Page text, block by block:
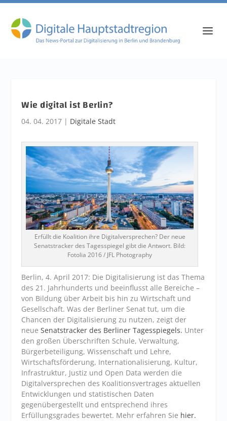
Wie digital ist Berlin?
04. 04. 2017 | Digitale Stadt
Erfüllt die Koalition ihre Digitalversprechen? Der neue
Senatstracker des Tagesspiegel gibt die Antwort. Bild:
Fotolia 2016 / JFL Photography
Berlin, 4. April 2017: Die Digitalisierung ist das Thema
des 21. Jahrhunderts und beeinflusst alle Bereiche –
von Bildung über Arbeit bis hin zu Wirtschaft und
Gesellschaft. Was der Berliner Senat tut, um die
Chancen der Digitalisierung zu nutzen, zeigt der
neueSenatstracker des Berliner Tagesspiegels. Unter
den großen Überschriften Schule, Verwaltung,
Bürgerbeteiligung, Wissenschaft und Lehre,
Wirtschaftsförderung, Internationalisierung, Kultur,
Infrastruktur, Justiz und Open Data werden die
Digitalversprechen des Koalitionsvertrages aktuellen
Entwicklungen und statistischen Daten
gegenübergestellt und entsprechend ihres
Erfüllungsgrades bewertet. Mehr erfahren Sie hier.